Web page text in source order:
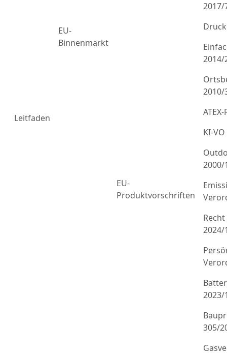
Leitfaden
EU-
Binnenmarkt
EU-
Produktvorschriften
2017/
2014/
2010/
KI-
2000/
2024/
2023/
305/